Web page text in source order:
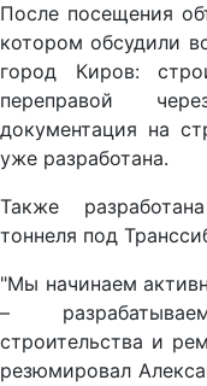
После посещения
котором обсудили
город Киров:
переправой
документация на
уже разработана.
Также
тоннеля под
"Мы начинаем
–
строительства и
резюмировал